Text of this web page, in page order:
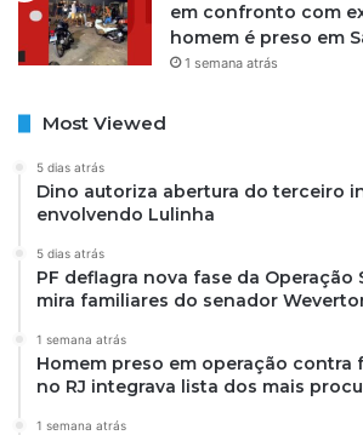
em confronto com
homem é preso em
1 semana atrás
Most Viewed
5 dias atrás
Dino autoriza abertura do terceiro
envolvendo Lulinha
5 dias atrás
PF deflagra nova fase da Operação
mira familiares do senador
1 semana atrás
Homem preso em operação contra
no RJ integrava lista dos mais
1 semana atrás